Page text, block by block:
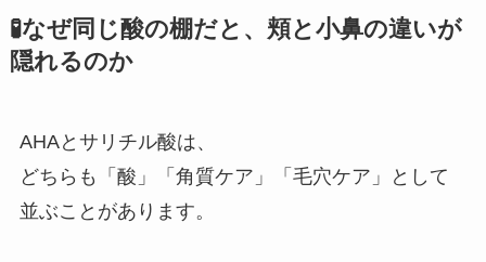
🧪なぜ同じ酸の棚だと、頬と小鼻の違いが
隠れるのか
AHAとサリチル酸は、
どちらも「酸」「角質ケア」「毛穴ケア」として
並ぶことがあります。